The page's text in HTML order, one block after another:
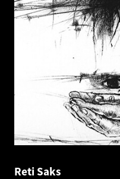
Reti Saks